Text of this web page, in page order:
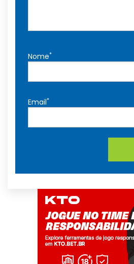
Nome*
Email*